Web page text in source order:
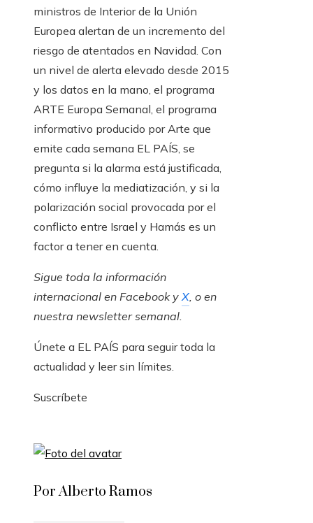
ministros de Interior de la Unión
Europea alertan de un incremento del
riesgo de atentados en Navidad. Con
un nivel de alerta elevado desde 2015
y los datos en la mano, el programa
ARTE Europa Semanal, el programa
informativo producido por Arte que
emite cada semana EL PAÍS, se
pregunta si la alarma está justificada,
cómo influye la mediatización, y si la
polarización social provocada por el
conflicto entre Israel y Hamás es un
factor a tener en cuenta.
Sigue toda la información
internacional en FacebookyX, o en
nuestra newsletter semanal.
Únete a EL PAÍS para seguir toda la
actualidad y leer sin límites.
Suscríbete
Por Alberto Ramos